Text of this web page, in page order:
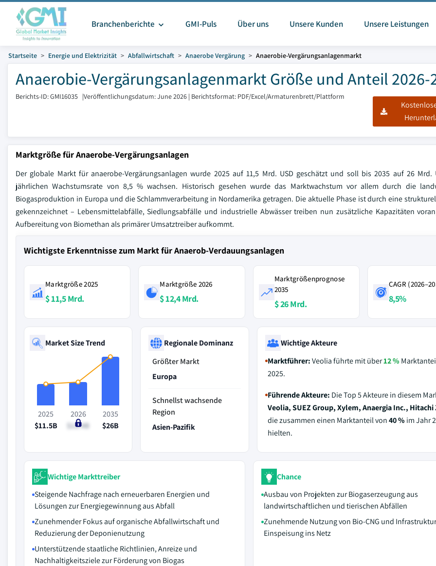
Branchenberichte GMI-Puls Über uns Unsere Kunden Unsere Leistungen
Startseite Energie und Elektrizität Abfallwirtschaft Anaerobe Vergärung Anaerobie-Vergärungsanlagenmarkt
Anaerobie-Vergärungsanlagenmarkt Größe und Anteil 2026-
Berichts-ID: GMI16035 |Veröffentlichungsdatum: June 2026 | Berichtsformat: PDF/Excel/Armaturenbrett/Plattform
Marktgröße für Anaerobe-Vergärungsanlagen
Der globale Markt für anaerobe-Vergärungsanlagen wurde 2025 auf 11,5 Mrd. USD geschätzt und soll bis 2035 auf 26 Mrd.
jährlichen Wachstumsrate von 8,5 % wachsen. Historisch gesehen wurde das Marktwachstum vor allem durch die
Biogasproduktion in Europa und die Schlammverarbeitung in Nordamerika getragen. Die aktuelle Phase ist durch eine
gekennzeichnet – Lebensmittelabfälle, Siedlungsabfälle und industrielle Abwässer treiben nun zusätzliche Kapazitäten
Aufbereitung von Biomethan als primärer Umsatztreiber aufkommt.
Wichtigste Erkenntnisse zum Markt für Anaerob-Verdauungsanlagen
Marktgröße 2025
$ 11,5 Mrd.
Marktgröße 2026
$ 12,4 Mrd.
Marktgrößenprognose
2035
$ 26 Mrd.
CAGR
8,5%
Market Size Trend
2025
$11.5B
2026
$12.4B
2035
$26B
Regionale Dominanz
Größter Markt
Europa
Schnellst wachsende
Region
Asien-Pazifik
Wichtige Akteure
Marktführer:Veolia führte mit über12 %
2025.
Führende Akteure: Die Top 5 Akteure in diesem
Veolia, SUEZ Group, Xylem, Anaergia Inc., Hitachi
die zusammen einen Marktanteil von40 % im Jahr
hielten.
Wichtige Markttreiber
Steigende Nachfrage nach erneuerbaren Energien und
Lösungen zur Energiegewinnung aus Abfall
Zunehmender Fokus auf organische Abfallwirtschaft und
Reduzierung der Deponienutzung
Unterstützende staatliche Richtlinien, Anreize und
Nachhaltigkeitsziele zur Förderung von Biogas
Chance
Ausbau von Projekten zur Biogaserzeugung aus
landwirtschaftlichen und tierischen Abfällen
Zunehmende Nutzung von Bio-CNG und
Einspeisung ins Netz